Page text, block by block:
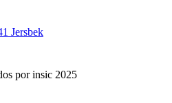
Jersbek
por insic 2025